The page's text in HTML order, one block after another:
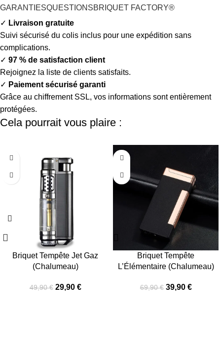
GARANTIESQUESTIONSBRIQUET FACTORY®
✓ Livraison gratuite
Suivi sécurisé du colis inclus pour une expédition sans
complications.
✓ 97 % de satisfaction client
Rejoignez la liste de clients satisfaits.
✓ Paiement sécurisé garanti
Grâce au chiffrement SSL, vos informations sont entièrement
protégées.
Cela pourrait vous plaire :
-40%
Briquet Tempête Jet Gaz
(Chalumeau)
49,90€ 29,90 €
-43%
Briquet Tempête
L’Élémentaire (Chalumeau)
69,90€ 39,90 €